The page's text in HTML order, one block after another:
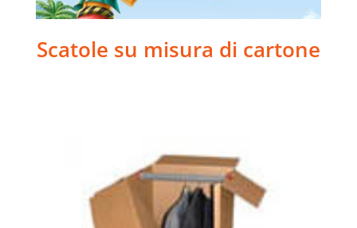
Scatole su misura di cartone